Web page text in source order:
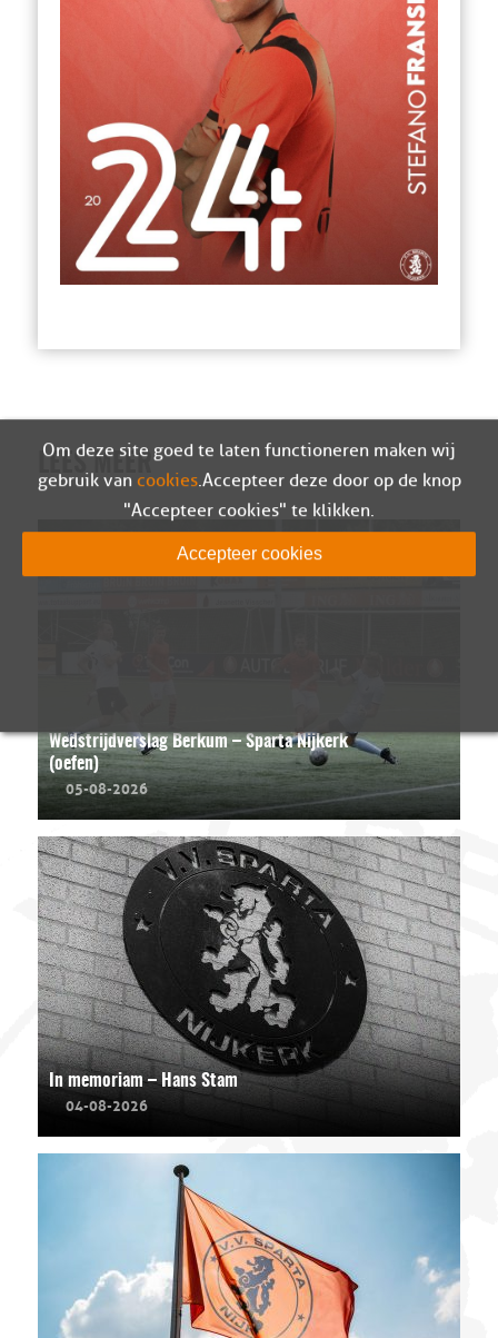
LEES MEER
Wedstrijdverslag Berkum – Sparta Nijkerk
(oefen)
05-08-2026
In memoriam – Hans Stam
04-08-2026
Om deze site goed te laten functioneren maken wij
gebruik van cookies. Accepteer deze door op de knop
"Accepteer cookies" te klikken.
Accepteer cookies